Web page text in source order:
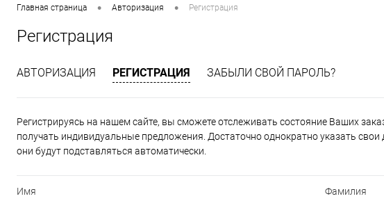
Главная страница • Авторизация • Регистрация
Регистрация
АВТОРИЗАЦИЯ РЕГИСТРАЦИЯ ЗАБЫЛИ СВОЙ ПАРОЛЬ?
Регистрируясь на нашем сайте, вы сможете отслеживать состояние Ваших
получать индивидуальные предложения. Достаточно однократно указать
они будут подставляться автоматически.
Имя Фамилия